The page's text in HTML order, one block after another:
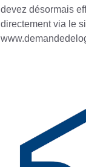
devez désormais
directement via le